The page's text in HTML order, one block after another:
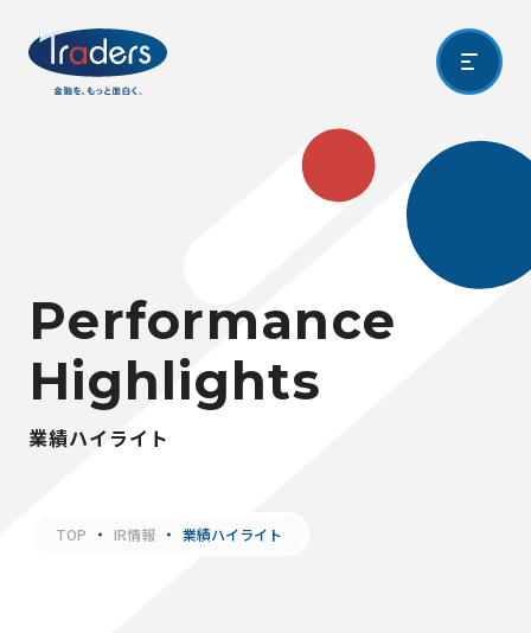
Performance
Highlights
業績ハイライ ト
TOP IR情報 業績ハイライト